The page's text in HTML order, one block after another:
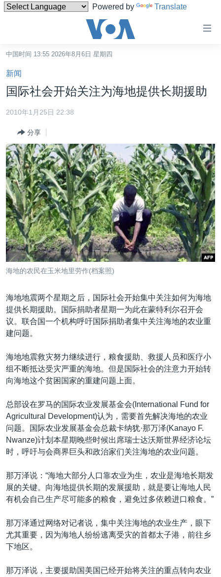
Powered by Translate
碍
链
接
跳
转
容
跳
转
到
导
航
跳
转
到
检
索
中国
港澳
国际
最新国际新闻
印太
中东
欧洲
非洲
美洲
分类新闻
经济·金融·贸易
人权·法律·宗教
科教·文娱·体健
军事
劳工
美中关系
热点专题
白宫要闻
国会报道
美中关系
埃博拉疫情
美国之音专访
重要讲话与声明
南中国海争端
关注西藏
关注新疆
GEN Z 看美国
VOA视频
VOA今日焦点
中文广播
其他语言网站
中国时间 13:55 2026年8月6日 星期四
新闻
国际社会开始关注为海地提供长期援助
2010年1月25日 22:38
分享
海地的农民在玉米地里劳作(档案照)
海地地震两个星期之后，国际社会开始集中关注如何为海地
提供长期援助。国际捐助者星期一为此在蒙特利尔召开会
议。联合国一个机构呼吁国际捐助者集中关注海地的农业重
建问题。
海地地震救灾努力继续进行，粮食援助、救援人员和医疗小
组不断抵达受灾严重的海地。但是国际社会的注意力开始转
向海地这个贫困国家的重建问题上面。
总部设在罗马的国际农业发展基金会(International Fund for
Agricultural Development)认为，需要首先解决海地的农业
问题。国际农业发展基金会总裁卡纳犹·那万泽(Kanayo F.
Nwanze)计划本星期晚些时候出席瑞士达沃斯世界经济论坛
时，呼吁与会商界巨头和政治家们关注海地的农业问题。
那万泽说：“海地大部分人口靠农业为生，农业是海地长期发
展的关键。向海地提供长期的发展援助，就是要让海地人民
有机会自己生产尽可能多的粮食，避免过多依赖进口粮食。”
那万泽通过网络对记者说，集中关注海地的农业生产，眼下
尤其重要，因为海地人纷纷逃离受灾的首都太子港，前往乡
下地区。
那万泽说，主要援助国美国已经开始将关注的重点转向农业